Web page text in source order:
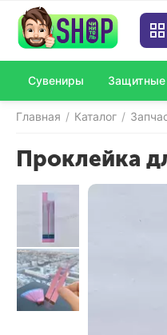
Сувениры Защитные
Главная / Каталог /
Проклейка